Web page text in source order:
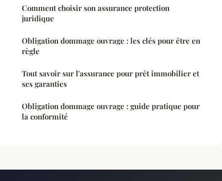
Comment choisir son assurance protection
juridique
Obligation dommage ouvrage : les clés pour être en
règle
Tout savoir sur l'assurance pour prêt immobilier et
ses garanties
Obligation dommage ouvrage : guide pratique pour
la conformité